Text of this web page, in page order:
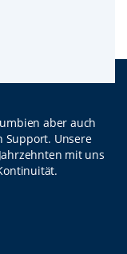
aber auch
Support. Unsere
mit uns